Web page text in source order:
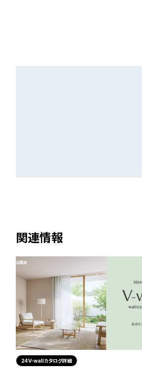
関連情報
24V-wallカタログ詳細